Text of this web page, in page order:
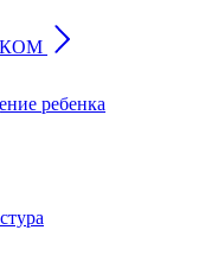
ребенка